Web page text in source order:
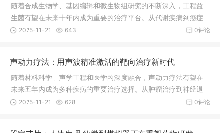
随着合成生物学、基因编辑和微生物组研究的不断深入，工程益
生菌有望在未来十年内成为重要的治疗平台。从代谢疾病到癌症
治疗，从慢性病管理到预防医学，这种创新的活体药物正在开辟
0评论
2025-11-21 643
声动力疗法：用声波精准激活的靶向治疗新时代
随着材料科学、声学工程和医学的深度融合，声动力疗法有望在
未来五年内成为多种疾病的重要治疗选择。从肿瘤治疗到神经退
行性疾病，从抗感染治疗到组织工程，这种无创、精准的治疗方
0评论
2025-11-21 628